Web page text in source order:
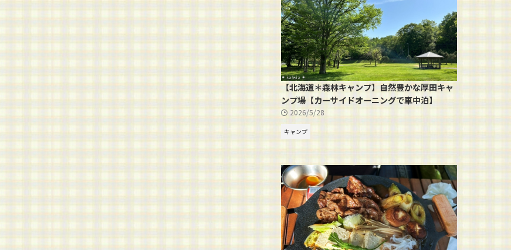
【北海道＊森林キャンプ】自然豊かな厚田キャ
ンプ場【カーサイドオーニングで車中泊】
2026/5/28
キャンプ